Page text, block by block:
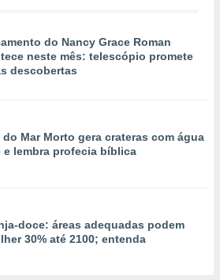
do Nancy Grace Roman
neste mês: telescópio promete
descobertas
do Mar Morto gera crateras com água
e lembra profecia bíblica
doce: áreas adequadas podem
30% até 2100; entenda